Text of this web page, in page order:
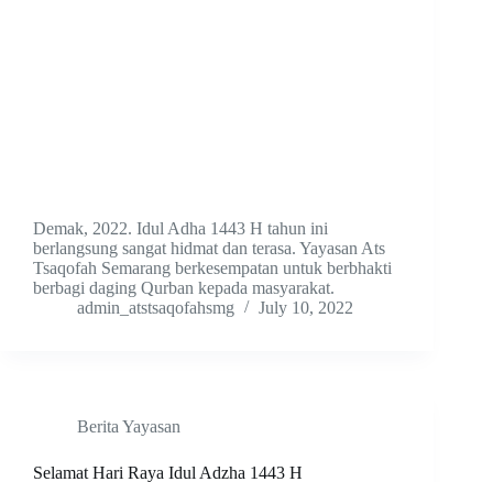
Demak, 2022. Idul Adha 1443 H tahun ini
berlangsung sangat hidmat dan terasa. Yayasan Ats
Tsaqofah Semarang berkesempatan untuk berbhakti
berbagi daging Qurban kepada masyarakat.
admin_atstsaqofahsmg
July 10, 2022
Berita Yayasan
Selamat Hari Raya Idul Adzha 1443 H